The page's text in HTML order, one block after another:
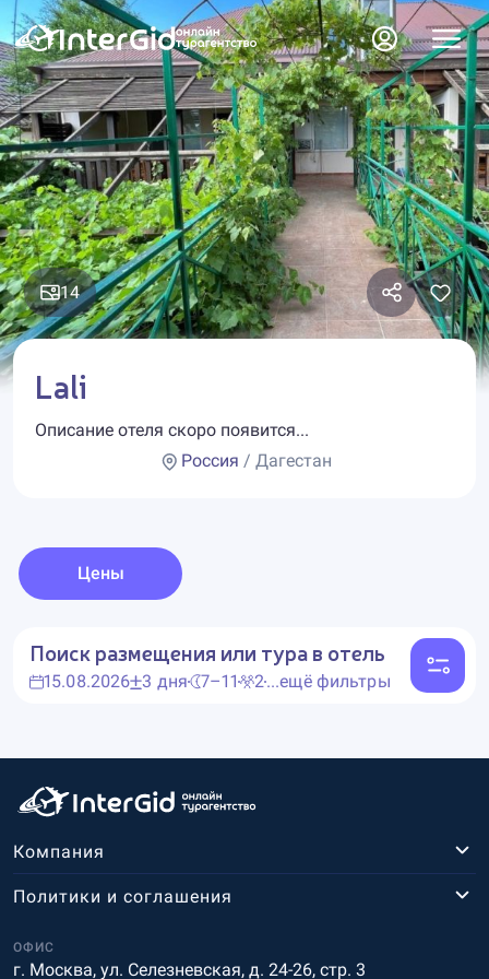
14
Lali
Описание отеля скоро появится...
Россия / Дагестан
Цены
Поиск размещения или тура в отель
15.08.2026 3 дня 7–11 2...ещё фильтры
Компания
ОФИС
г. Москва, ул. Селезневская, д. 24-26, стр. 3
Политики и соглашения